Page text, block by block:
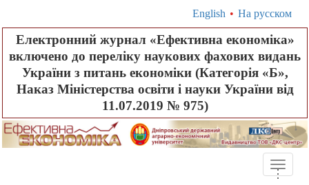
English • На русском
Електронний журнал «Ефективна економіка»
включено до переліку наукових фахових видань
України з питань економіки (Категорія «Б»,
Наказ Міністерства освіти і науки України від
11.07.2019 № 975)
Toggle
...